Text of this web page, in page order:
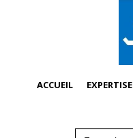
ACCUEIL EXPERTISE